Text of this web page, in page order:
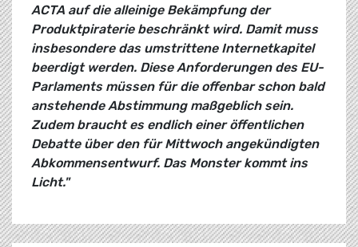
ACTA auf die alleinige Bekämpfung der
Produktpiraterie beschränkt wird. Damit muss
insbesondere das umstrittene Internetkapitel
beerdigt werden. Diese Anforderungen des EU-
Parlaments müssen für die offenbar schon bald
anstehende Abstimmung maßgeblich sein.
Zudem braucht es endlich einer öffentlichen
Debatte über den für Mittwoch angekündigten
Abkommensentwurf. Das Monster kommt ins
Licht."